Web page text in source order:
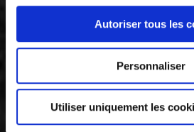
Autoriser tous les
Personnaliser
Utiliser uniquement les
RISUS